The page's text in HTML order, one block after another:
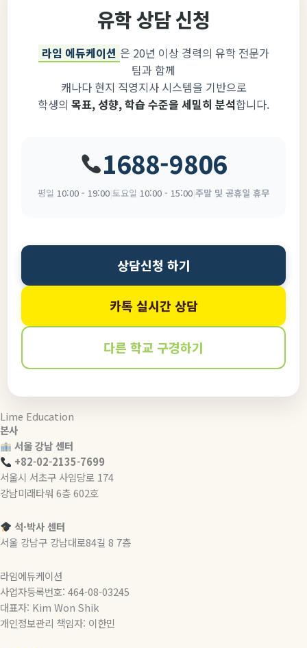
유학 상담 신청
라임 에듀케이션 은 20년 이상 경력의 유학 전문가
팀과 함께
캐나다 현지 직영지사 시스템을 기반으로
학생의 목표, 성향, 학습 수준을 세밀히 분석합니다.
1688-9806
평일 10:00 - 19:00 토요일 10:00 - 15:00 주말 및 공휴일 휴무
상담신청 하기
카톡 실시간 상담
다른 학교 구경하기
Lime Education
본사
서울 강남 센터
+82-02-2135-7699
서울시 서초구 사임당로 174
강남미래타워 6층 602호
석·박사 센터
서울 강남구 강남대로84길 8 7층
라임에듀케이션
사업자등록번호: 464-08-03245
대표자: Kim Won Shik
개인정보관리 책임자: 이한민